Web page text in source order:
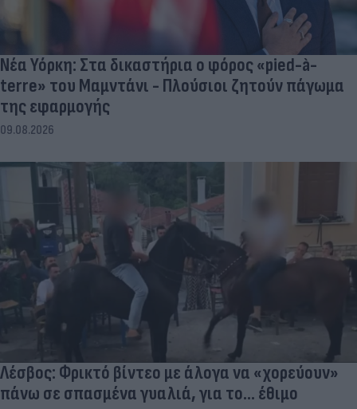
Νέα Υόρκη: Στα δικαστήρια ο φόρος «pied-à-
terre» του Μαμντάνι - Πλούσιοι ζητούν πάγωμα
της εφαρμογής
09.08.2026
Λέσβος: Φρικτό βίντεο με άλογα να «χορεύουν»
πάνω σε σπασμένα γυαλιά, για το... έθιμο